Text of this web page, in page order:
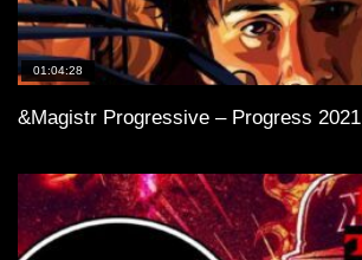
01:04:28
&Magistr Progressive – Progress 2021